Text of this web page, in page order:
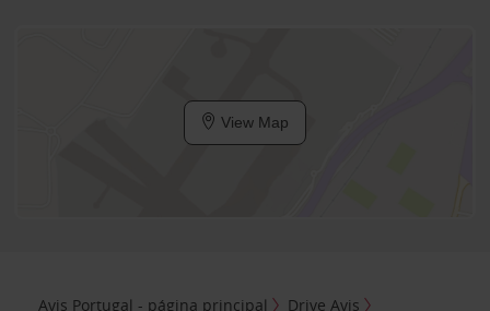
View Map
Avis Portugal - página principal
Drive Avis